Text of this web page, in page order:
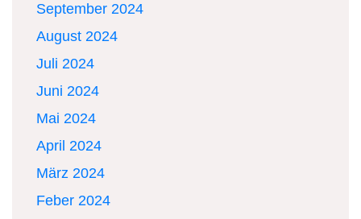
September 2024
August 2024
Juli 2024
Juni 2024
Mai 2024
April 2024
März 2024
Feber 2024